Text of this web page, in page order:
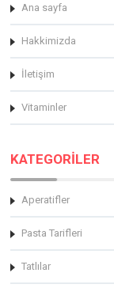
Ana sayfa
Hakkimizda
İletişim
Vitaminler
KATEGORİLER
Aperatifler
Pasta Tarifleri
Tatlılar